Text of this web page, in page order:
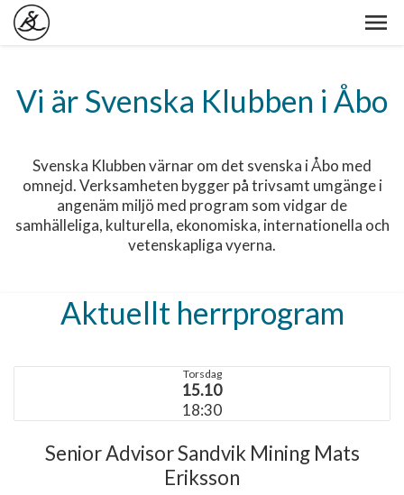
Vi är Svenska Klubben i Åbo
Svenska Klubben värnar om det svenska i Åbo med
omnejd. Verksamheten bygger på trivsamt umgänge i
angenäm miljö med program som vidgar de
samhälleliga, kulturella, ekonomiska, internationella och
vetenskapliga vyerna.
Aktuellt herrprogram
Torsdag
15.10
18:30
Senior Advisor Sandvik Mining Mats
Eriksson